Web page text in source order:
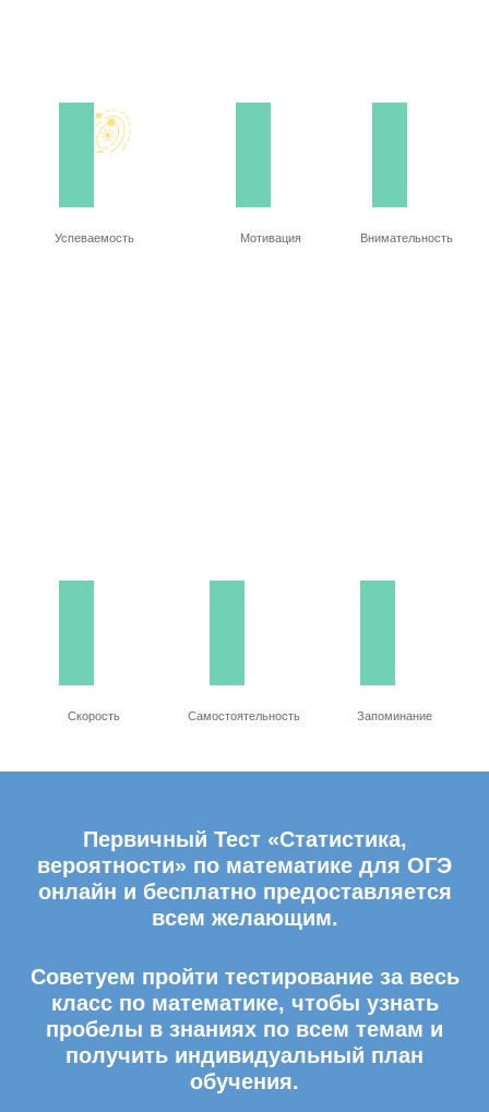
Успеваемость Мотивация Внимательность
Скорость Самостоятельность Запоминание
Первичный Тест «Статистика,
вероятности» по математике для ОГЭ
онлайн и бесплатно предоставляется
всем желающим.
Советуем пройти тестирование за весь
класс по математике, чтобы узнать
пробелы в знаниях по всем темам и
получить индивидуальный план
обучения.